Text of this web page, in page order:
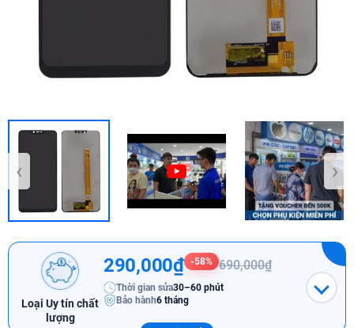
‹ ›
Loại Uy tín chất
lượng
290,000₫ -58% 690,000₫
Thời gian sửa30–60 phút
Bảo hành6 tháng